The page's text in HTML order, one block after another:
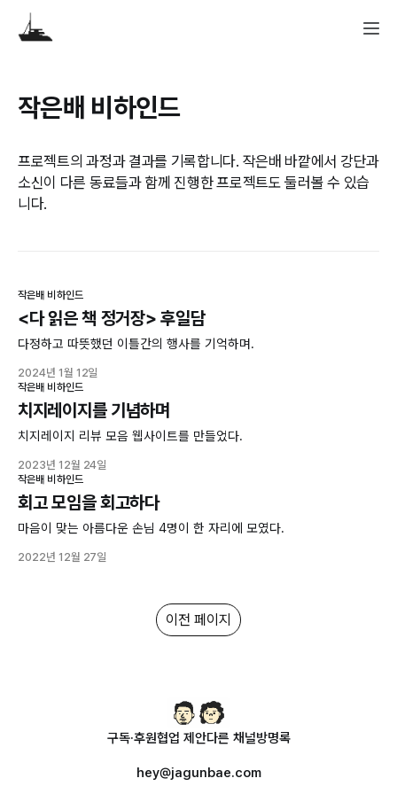
작은배 비하인드
프로젝트의 과정과 결과를 기록합니다. 작은배 바깥에서 강단과
소신이 다른 동료들과 함께 진행한 프로젝트도 둘러볼 수 있습
니다.
작은배 비하인드
<다 읽은 책 정거장> 후일담
다정하고 따뜻했던 이틀간의 행사를 기억하며.
2024년 1월 12일
작은배 비하인드
치지레이지를 기념하며
치지레이지 리뷰 모음 웹사이트를 만들었다.
2023년 12월 24일
작은배 비하인드
회고 모임을 회고하다
마음이 맞는 아름다운 손님 4명이 한 자리에 모였다.
2022년 12월 27일
이전 페이지
구독·후원협업 제안다른 채널방명록
hey@jagunbae.com